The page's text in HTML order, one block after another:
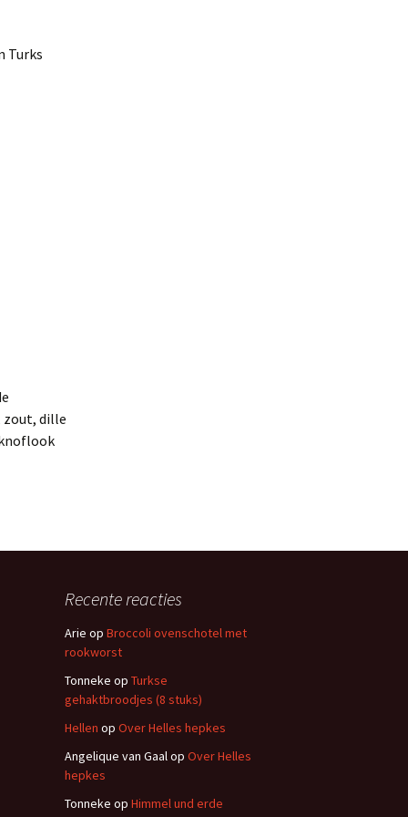
Turks
zout, dille
Recente reacties
Arie op Broccoli ovenschotel met
rookworst
Tonneke op Turkse
gehaktbroodjes (8 stuks)
Hellen op Over Helles hepkes
Angelique van Gaalop Over Helles
hepkes
Tonneke op Himmel und erde